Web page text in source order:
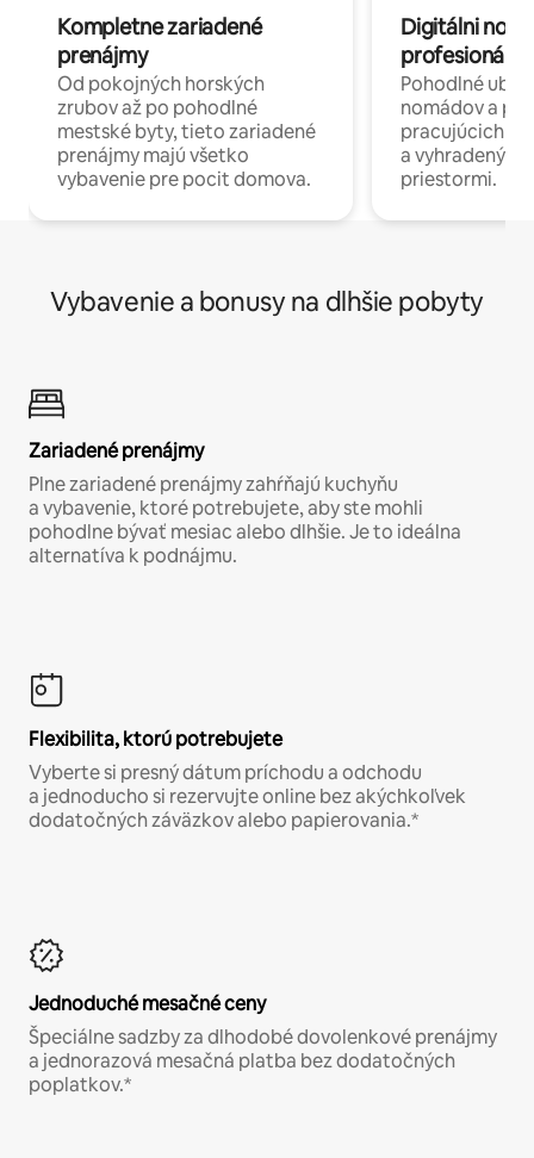
Kompletne zariadené
prenájmy
Od pokojných horských
zrubov až po pohodlné
mestské byty, tieto zariadené
prenájmy majú všetko
vybavenie pre pocit domova.
Digitálni
profesionáli
Pohodlné
nomádov a
pracujúcich
a
priestormi.
Vybavenie a bonusy na dlhšie pobyty
Zariadené prenájmy
Plne zariadené prenájmy zahŕňajú kuchyňu
a vybavenie, ktoré potrebujete, aby ste mohli
pohodlne bývať mesiac alebo dlhšie. Je to ideálna
alternatíva k podnájmu.
Flexibilita, ktorú potrebujete
Vyberte si presný dátum príchodu a odchodu
a jednoducho si rezervujte online bez akýchkoľvek
dodatočných záväzkov alebo papierovania.*
Jednoduché mesačné ceny
Špeciálne sadzby za dlhodobé dovolenkové prenájmy
a jednorazová mesačná platba bez dodatočných
poplatkov.*